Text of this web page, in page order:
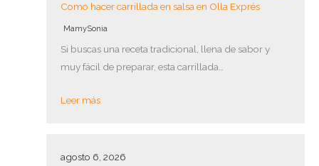
Como hacer carrillada en salsa en Olla Exprés
MamySonia
Si buscas una receta tradicional, llena de sabor y
muy fácil de preparar, esta carrillada…
Leer más
agosto 6, 2026